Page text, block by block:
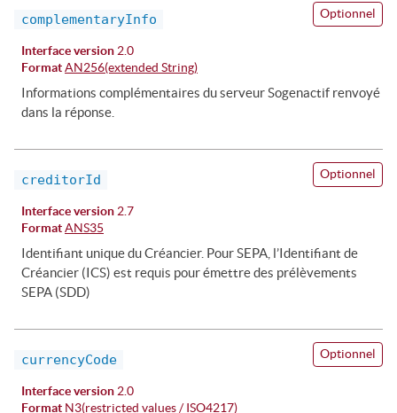
complementaryInfo Optionnel
Interface version 2.0
Format AN256(extended String)
Informations complémentaires du serveur Sogenactif renvoyé
dans la réponse.
creditorId Optionnel
Interface version 2.7
Format ANS35
Identifiant unique du Créancier. Pour SEPA, l’Identifiant de
Créancier (ICS) est requis pour émettre des prélèvements
SEPA (SDD)
currencyCode Optionnel
Interface version 2.0
Format N3(restricted values / ISO4217)